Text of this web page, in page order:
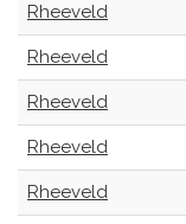
Rheeveld
Rheeveld
Rheeveld
Rheeveld
Rheeveld